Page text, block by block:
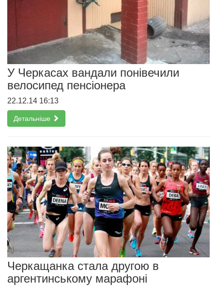
У Черкасах вандали понівечили
велосипед пенсіонера
22.12.14 16:13
Детальніше
Черкащанка стала другою в
аргентинському марафоні